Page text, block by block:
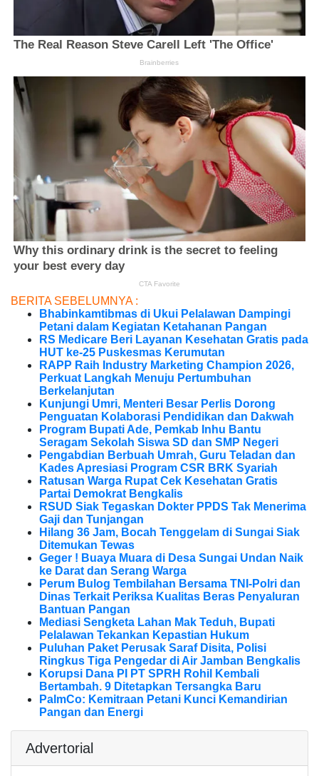
BERITA SEBELUMNYA :
Bhabinkamtibmas di Ukui Pelalawan Dampingi
Petani dalam Kegiatan Ketahanan Pangan
RS Medicare Beri Layanan Kesehatan Gratis pada
HUT ke-25 Puskesmas Kerumutan
RAPP Raih Industry Marketing Champion 2026,
Perkuat Langkah Menuju Pertumbuhan
Berkelanjutan
Kunjungi Umri, Menteri Besar Perlis Dorong
Penguatan Kolaborasi Pendidikan dan Dakwah
Program Bupati Ade, Pemkab Inhu Bantu
Seragam Sekolah Siswa SD dan SMP Negeri
Pengabdian Berbuah Umrah, Guru Teladan dan
Kades Apresiasi Program CSR BRK Syariah
Ratusan Warga Rupat Cek Kesehatan Gratis
Partai Demokrat Bengkalis
RSUD Siak Tegaskan Dokter PPDS Tak Menerima
Gaji dan Tunjangan
Hilang 36 Jam, Bocah Tenggelam di Sungai Siak
Ditemukan Tewas
Geger ! Buaya Muara di Desa Sungai Undan Naik
ke Darat dan Serang Warga
Perum Bulog Tembilahan Bersama TNI-Polri dan
Dinas Terkait Periksa Kualitas Beras Penyaluran
Bantuan Pangan
Mediasi Sengketa Lahan Mak Teduh, Bupati
Pelalawan Tekankan Kepastian Hukum
Puluhan Paket Perusak Saraf Disita, Polisi
Ringkus Tiga Pengedar di Air Jamban Bengkalis
Korupsi Dana PI PT SPRH Rohil Kembali
Bertambah. 9 Ditetapkan Tersangka Baru
PalmCo: Kemitraan Petani Kunci Kemandirian
Pangan dan Energi
Advertorial